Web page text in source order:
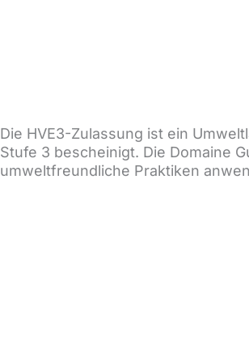
Die HVE3-Zulassung ist ein
Stufe 3 bescheinigt. Die Domaine
umweltfreundliche Praktiken